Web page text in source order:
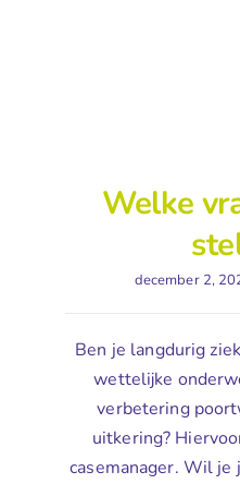
Welke
december 2,
Ben je langdurig
wettelijke
verbetering
uitkering?
casemanager. Wil